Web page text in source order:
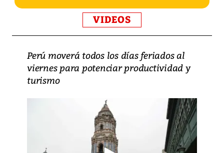
VIDEOS
Perú moverá todos los días feriados al
viernes para potenciar productividad y
turismo